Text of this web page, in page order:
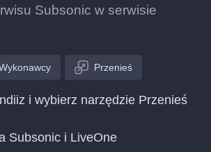
Subsonic w serwisie
Przenieś
i wybierz narzędzie Przenieś
Subsonic i LiveOne